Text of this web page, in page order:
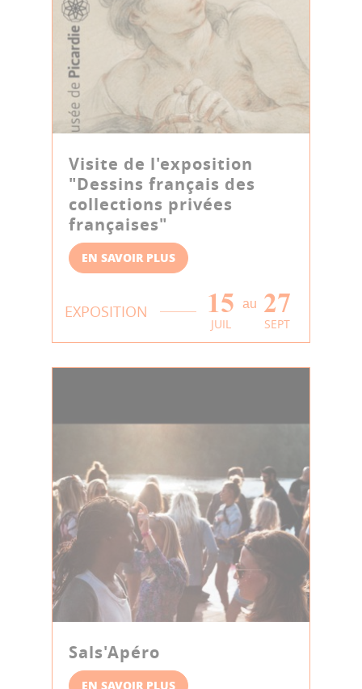
Visite de l'exposition
"Dessins français des
collections privées
françaises"
EN SAVOIR PLUS
EXPOSITION 15
JUIL
au 27
SEPT
Sals'Apéro
EN SAVOIR PLUS